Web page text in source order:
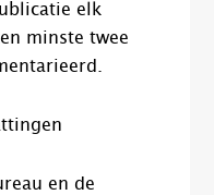
elk
minste twee
en de